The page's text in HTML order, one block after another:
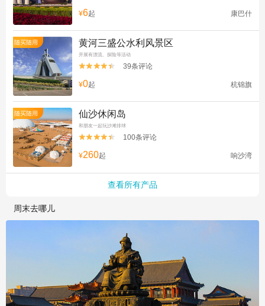
¥6起 康巴什
随买随用 黄河三盛公水利风景区
开展有漂流、探险等活动

 39条评论
¥0起 杭锦旗
随买随用 仙沙休闲岛
和朋友一起玩沙滩排球

 100条评论
¥260起 响沙湾
查看所有产品
周末去哪儿